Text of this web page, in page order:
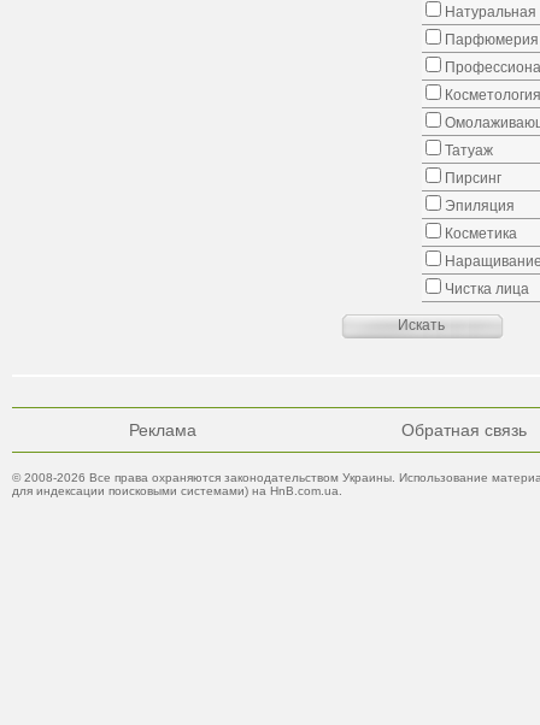
Натуральная
Парфюмерия
Косметология
Татуаж
Пирсинг
Эпиляция
Косметика
Чистка лица
Реклама Обратная связь
© 2008-2026 Все права охраняются законодательством Украины. Использование
для индексации поисковыми системами) на HnB.com.ua.